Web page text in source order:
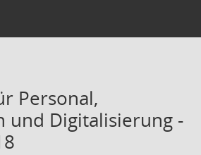
Personal,
und Digitalisierung -